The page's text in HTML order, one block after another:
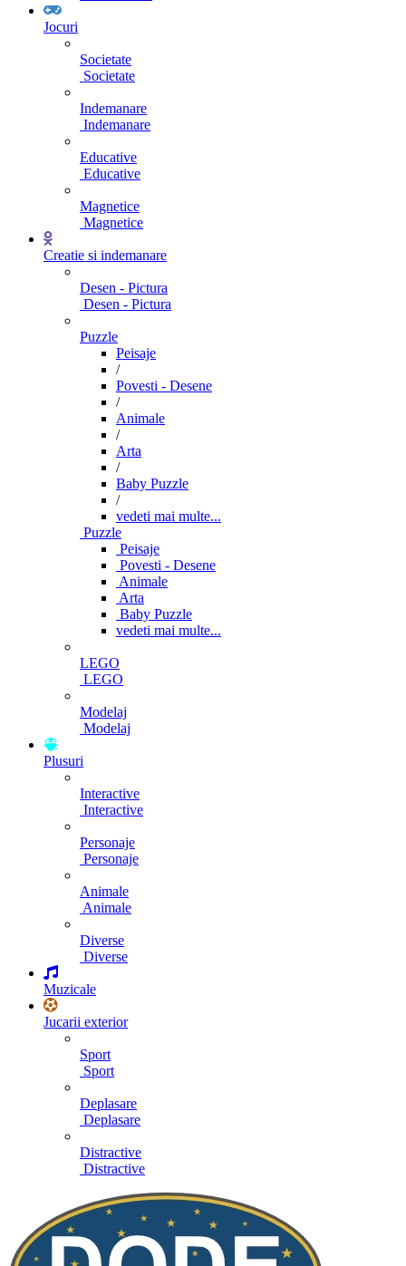
Jocuri
Societate
Societate
Indemanare
Indemanare
Educative
Educative
Magnetice
Magnetice
Creatie si indemanare
Desen - Pictura
Desen - Pictura
Puzzle
Peisaje
/
Povesti - Desene
/
Animale
/
Arta
/
Baby Puzzle
/
vedeti mai multe...
Puzzle
Peisaje
Povesti - Desene
Animale
Arta
Baby Puzzle
vedeti mai multe...
LEGO
LEGO
Modelaj
Modelaj
Plusuri
Interactive
Interactive
Personaje
Personaje
Animale
Animale
Diverse
Diverse
Muzicale
Jucarii exterior
Sport
Sport
Deplasare
Deplasare
Distractive
Distractive